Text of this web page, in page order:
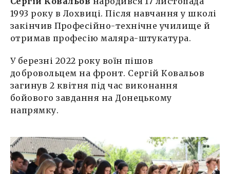
1993 року в Лохвиці. Після навчання у школі
закінчив Професійно-технічне училище й
отримав професію маляра-штукатура.
У березні 2022 року воїн пішов
добровольцем на фронт. Сергій Ковальов
загинув 2 квітня під час виконання
бойового завдання на Донецькому
напрямку.